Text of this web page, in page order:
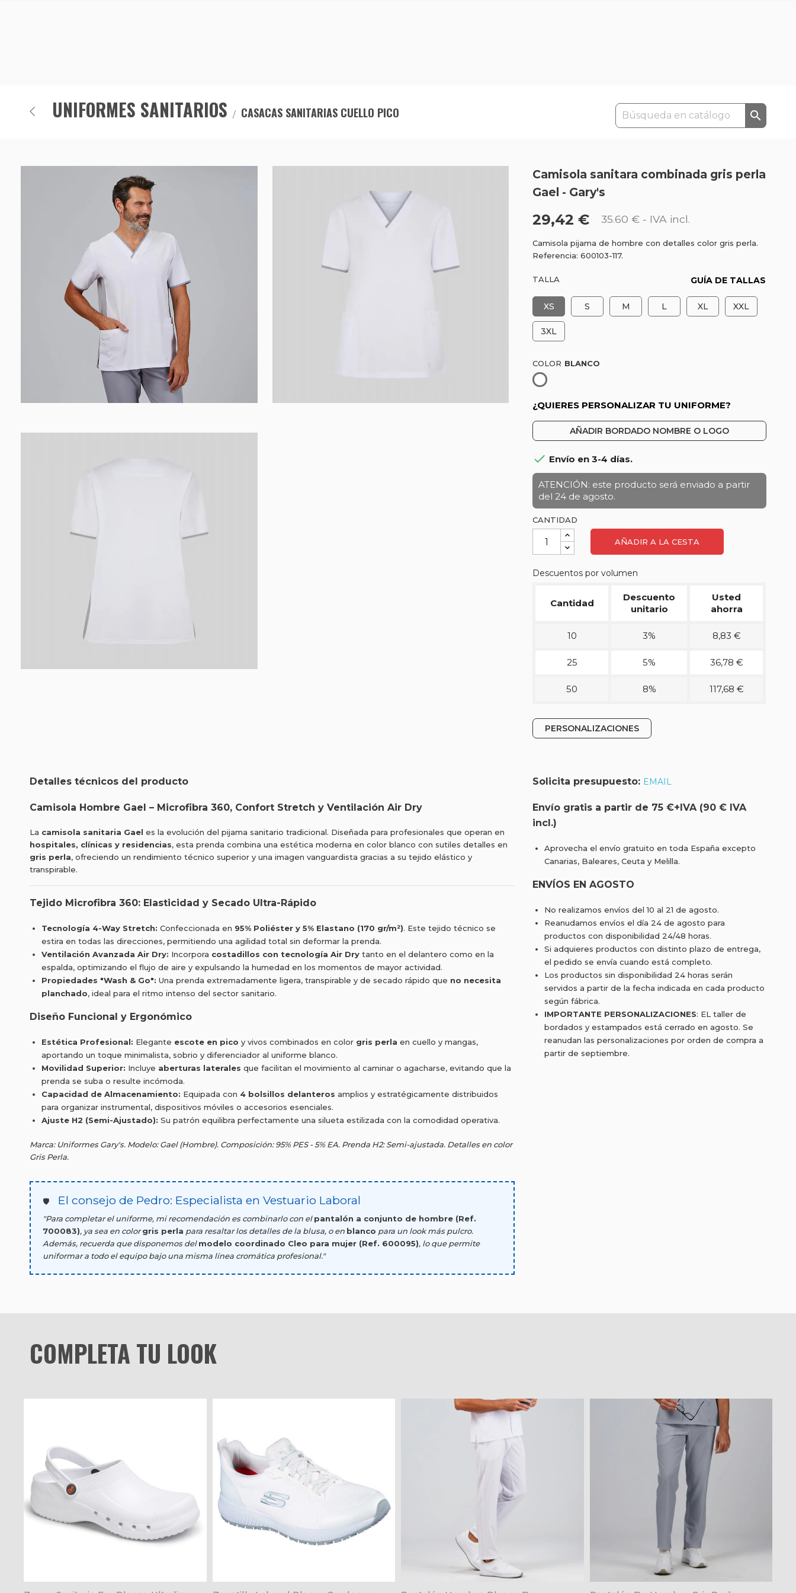
UNIFORMES SANITARIOS CASACAS SANITARIAS CUELLO PICO 
Camisola sanitara combinada gris perla
Gael - Gary's
29,42 € 35.60 € - IVA incl.
Camisola pijama de hombre con detalles color gris perla.
Referencia: 600103-117.
TALLA GUÍA DE TALLAS
XS S M L XL XXL
3XL
COLOR
Blanco
¿QUIERES PERSONALIZAR TU UNIFORME?
AÑADIR BORDADO NOMBRE O LOGO
 Envío en 3-4 días.
ATENCIÓN: este producto será enviado a partir
del 24 de agosto.
CANTIDAD
AÑADIR A LA CESTA
Descuentos por volumen
Cantidad
Descuento
unitario
Usted
ahorra
10 3% 8,83 €
25 5% 36,78 €
50 8% 117,68 €
PERSONALIZACIONES
Detalles técnicos del producto
Camisola Hombre Gael – Microfibra 360, Confort Stretch y Ventilación Air Dry
La camisola sanitaria Gael es la evolución del pijama sanitario tradicional. Diseñada para profesionales que operan en
hospitales, clínicas y residencias, esta prenda combina una estética moderna en color blanco con sutiles detalles en
gris perla, ofreciendo un rendimiento técnico superior y una imagen vanguardista gracias a su tejido elástico y
transpirable.
Tejido Microfibra 360: Elasticidad y Secado Ultra-Rápido
Tecnología 4-Way Stretch: Confeccionada en 95% Poliéster y 5% Elastano (170 gr/m²). Este tejido técnico se
estira en todas las direcciones, permitiendo una agilidad total sin deformar la prenda.
Ventilación Avanzada Air Dry: Incorpora costadillos con tecnología Air Dry tanto en el delantero como en la
espalda, optimizando el flujo de aire y expulsando la humedad en los momentos de mayor actividad.
Propiedades "Wash & Go": Una prenda extremadamente ligera, transpirable y de secado rápido que no necesita
planchado, ideal para el ritmo intenso del sector sanitario.
Diseño Funcional y Ergonómico
Estética Profesional: Elegante escote en pico y vivos combinados en color gris perla en cuello y mangas,
aportando un toque minimalista, sobrio y diferenciador al uniforme blanco.
Movilidad Superior: Incluye aberturas laterales que facilitan el movimiento al caminar o agacharse, evitando que la
prenda se suba o resulte incómoda.
Capacidad de Almacenamiento: Equipada con 4 bolsillos delanteros amplios y estratégicamente distribuidos
para organizar instrumental, dispositivos móviles o accesorios esenciales.
Ajuste H2 (Semi-Ajustado): Su patrón equilibra perfectamente una silueta estilizada con la comodidad operativa.
Marca: Uniformes Gary's. Modelo: Gael (Hombre). Composición: 95% PES - 5% EA. Prenda H2: Semi-ajustada. Detalles en color
Gris Perla.
🛡️ El consejo de Pedro: Especialista en Vestuario Laboral
"Para completar el uniforme, mi recomendación es combinarlo con elpantalón a conjunto de hombre (Ref.
700083), ya sea en colorgris perla para resaltar los detalles de la blusa, o en blanco para un look más pulcro.
Además, recuerda que disponemos delmodelo coordinado Cleo para mujer (Ref. 600095), lo que permite
uniformar a todo el equipo bajo una misma línea cromática profesional."
Solicita presupuesto: EMAIL
Envío gratis a partir de 75 €+IVA (90 € IVA
incl.)
Aprovecha el envío gratuito en toda España excepto
Canarias, Baleares, Ceuta y Melilla.
ENVÍOS EN AGOSTO
No realizamos envíos del 10 al 21 de agosto.
Reanudamos envíos el día 24 de agosto para
productos con disponibilidad 24/48 horas.
Si adquieres productos con distinto plazo de entrega,
el pedido se envía cuando está completo.
Los productos sin disponibilidad 24 horas serán
servidos a partir de la fecha indicada en cada producto
según fábrica.
IMPORTANTE PERSONALIZACIONES: EL taller de
bordados y estampados está cerrado en agosto. Se
reanudan las personalizaciones por orden de compra a
partir de septiembre.
COMPLETA TU LOOK